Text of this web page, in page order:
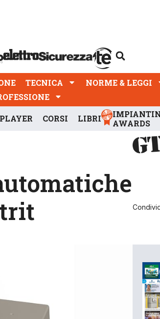
TECNICA NORME & LEGGI
CORSI LIBRI
AWARDS